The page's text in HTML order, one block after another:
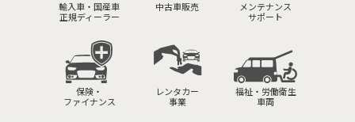
輸入車・国産車
正規ディーラー
中古車販売
メンテナンス
サポート
保険・
ファイナンス
レンタカー
事業
福祉・労働衛生
車両